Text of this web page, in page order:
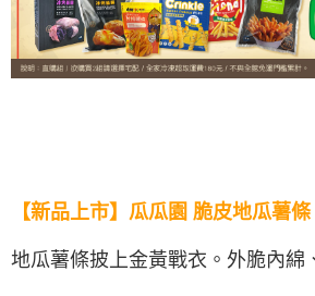
【新品上市】瓜瓜園 脆皮地瓜薯
地瓜薯條披上金黃戰衣。 外脆內綿